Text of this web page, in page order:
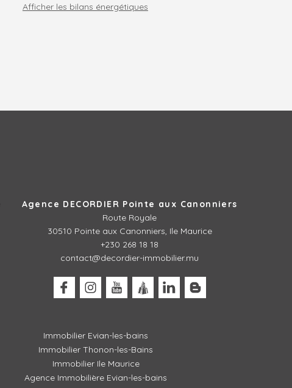
Afficher les bilans énergétiques
Agence DECORDIER Pointe aux Canonniers
Route Royale
30510 Pointe aux Canonniers, Ile Maurice
+230 268 18 18
contact@decordier-immobilier.mu
Immobilier Evian-les-bains
Immobilier Thonon-les-Bains
Immobilier Ile Maurice
Agence Immobilière Evian-les-bains